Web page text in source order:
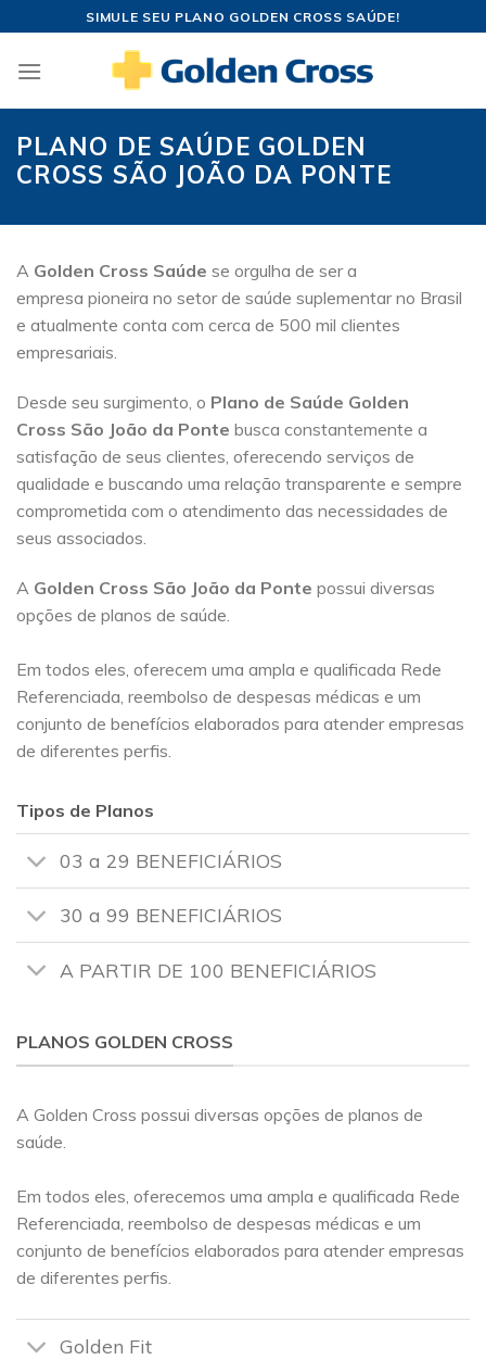
content
SIMULE SEU PLANO GOLDEN CROSS SAÚDE!
PLANO DE SAÚDE GOLDEN
CROSS SÃO JOÃO DA PONTE
A Golden Cross Saúde se orgulha de ser a
empresa pioneira no setor de saúde suplementar no Brasil
e atualmente conta com cerca de 500 mil clientes
empresariais.
Desde seu surgimento, o Plano de Saúde Golden
Cross São João da Ponte busca constantemente a
satisfação de seus clientes, oferecendo serviços de
qualidade e buscando uma relação transparente e sempre
comprometida com o atendimento das necessidades de
seus associados.
A Golden Cross São João da Ponte possui diversas
opções de planos de saúde.
Em todos eles, oferecem uma ampla e qualificada Rede
Referenciada, reembolso de despesas médicas e um
conjunto de benefícios elaborados para atender empresas
de diferentes perfis.
Tipos de Planos
03 a 29 BENEFICIÁRIOS
30 a 99 BENEFICIÁRIOS
A PARTIR DE 100 BENEFICIÁRIOS
PLANOS GOLDEN CROSS
A Golden Cross possui diversas opções de planos de
saúde.
Em todos eles, oferecemos uma ampla e qualificada Rede
Referenciada, reembolso de despesas médicas e um
conjunto de benefícios elaborados para atender empresas
de diferentes perfis.
Golden Fit